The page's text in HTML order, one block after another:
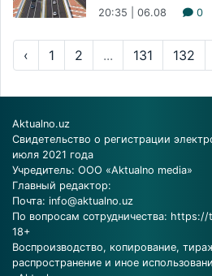
20:35 | 06.08 0
‹ 1 2 ... 131 132
Aktualno.uz
Свидетельство о регистрации
июля 2021 года
Учредитель: ООО «Aktualno media»
Главный редактор:
Почта: info@aktualno.uz
По вопросам сотрудничества: https://
18+
Воспроизводство, копирование,
распространение и иное